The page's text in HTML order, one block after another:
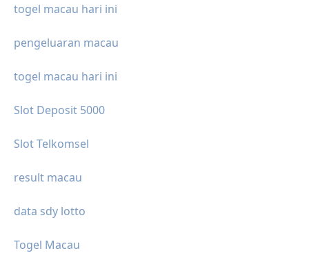
togel macau hari ini
pengeluaran macau
togel macau hari ini
Slot Deposit 5000
Slot Telkomsel
result macau
data sdy lotto
Togel Macau